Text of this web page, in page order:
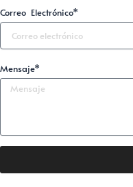
Correo Electrónico*
Mensaje*